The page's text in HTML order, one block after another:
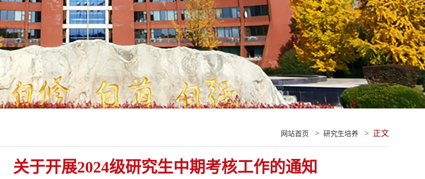
网站首页 > 研究生培养 > 正文
关于开展2024级研究生中期考核工作的通知